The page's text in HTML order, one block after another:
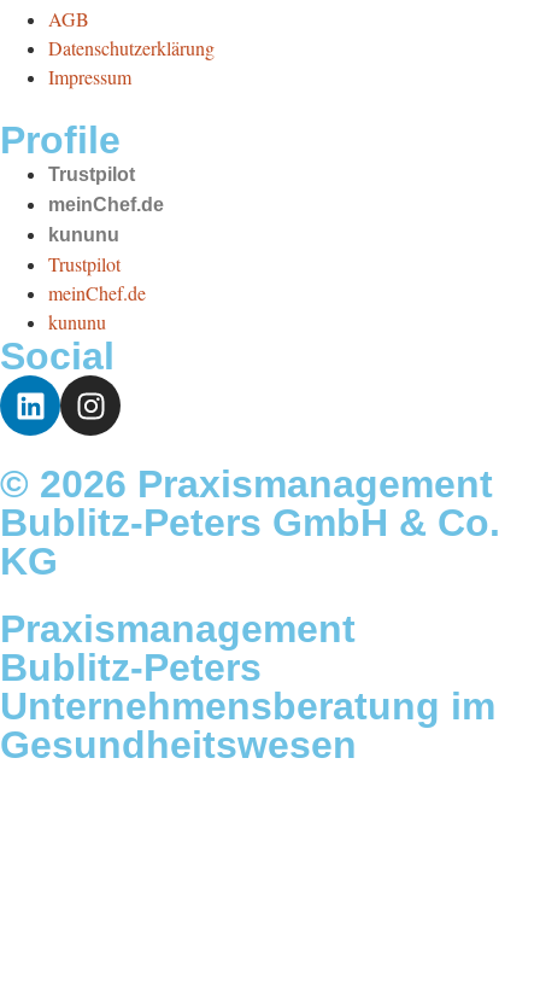
AGB
Datenschutzerklärung
Impressum
Profile
Trustpilot
meinChef.de
kununu
Trustpilot
meinChef.de
kununu
Social
© 2026 Praxismanagement
Bublitz-Peters GmbH & Co.
KG
Praxismanagement
Bublitz-Peters
Unternehmensberatung im
Gesundheitswesen